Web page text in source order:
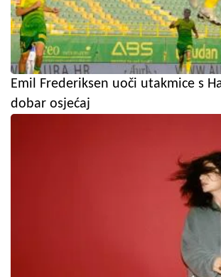
Emil Frederiksen uoči utakmice s
dobar osjećaj